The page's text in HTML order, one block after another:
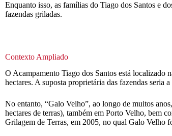
Enquanto isso, as famílias do Tiago dos Santos e
fazendas griladas.
Contexto Ampliado
O Acampamento Tiago dos Santos está localizado
hectares. A suposta proprietária das fazendas
No entanto, “Galo Velho”, ao longo de muitos
hectares de terras), também em Porto Velho, bem
Grilagem de Terras, em 2005, no qual Galo